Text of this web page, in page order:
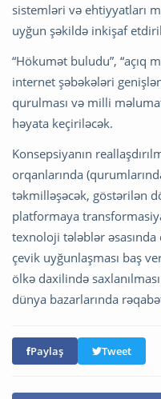
sistemləri və ehtiyyatları
uyğun şəkildə inkişaf
“Hökumət buludu”, “açıq
internet şəbəkələri
qurulması və milli
həyata keçiriləcək.
Konsepsiyanın
orqanlarında
təkmilləşəcək, göstərilən
platformaya
texnoloji tələblər
çevik uyğunlaşması baş
ölkə daxilində
dünya bazarlarında
Paylaş Tweet